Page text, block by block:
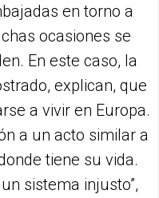
en torno a
ocasiones se
En este caso, la
explican, que
a vivir en Europa.
a un acto similar a
tiene su vida.
sistema injusto”,